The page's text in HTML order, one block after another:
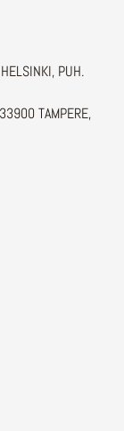
PUH.
TAMPERE,